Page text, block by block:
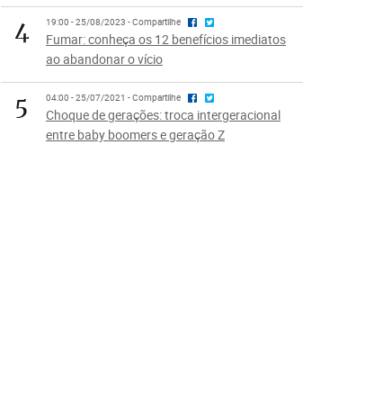
4 19:00 - 25/08/2023 - Compartilhe
Fumar: conheça os 12 benefícios imediatos
ao abandonar o vício
5 04:00 - 25/07/2021 - Compartilhe
Choque de gerações: troca intergeracional
entre baby boomers e geração Z